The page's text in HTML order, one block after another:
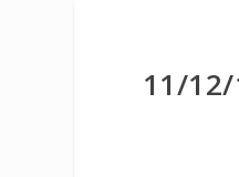
11/